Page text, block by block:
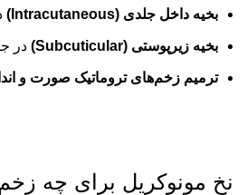
بخیه داخل جلدی (Intracutaneous)
بخیه زیرپوستی (Subcuticular) در
ترمیم زخم‌های تروماتیک صورت و
نخ مونوکریل برای چه